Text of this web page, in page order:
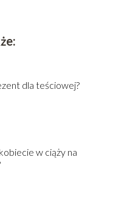
dla teściowej?
w ciąży na